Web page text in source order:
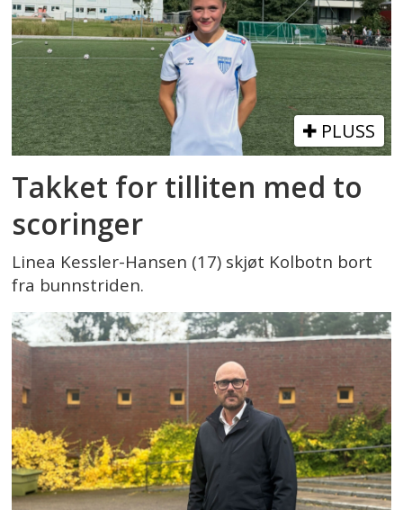
PLUSS
Takket for tilliten med to
scoringer
Linea Kessler-Hansen (17) skjøt Kolbotn bort
fra bunnstriden.